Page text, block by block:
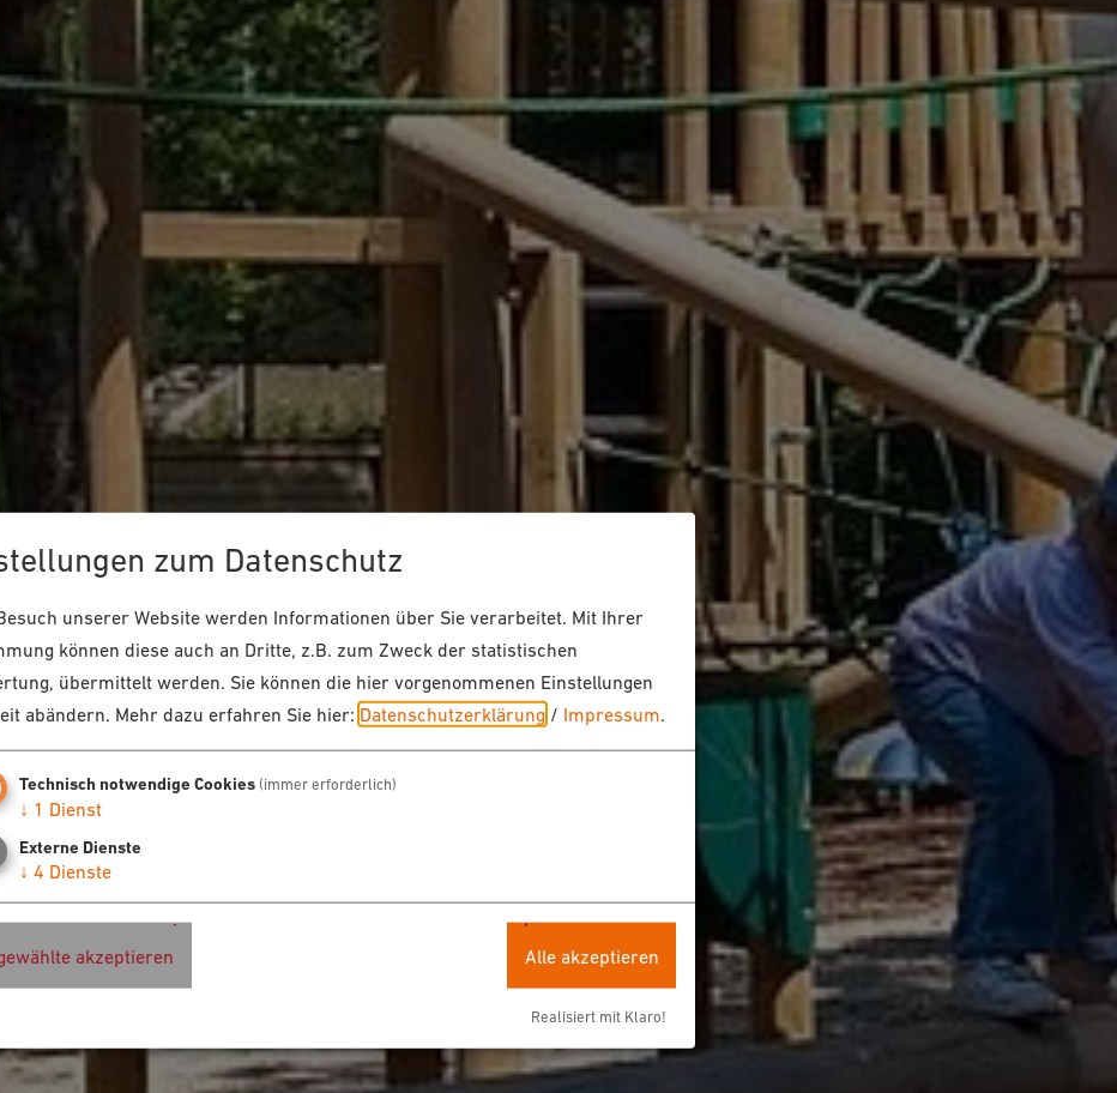
zum Datenschutz
unserer Website werden Informationen über Sie verarbeitet. Mit Ihrer
können diese auch an Dritte, z.B. zum Zweck der statistischen
übermittelt werden. Sie können die hier vorgenommenen Einstellungen
abändern. Mehr dazu erfahren Sie hier: Datenschutzerklärung / Impressum.
Technisch notwendige Cookies (immer erforderlich)
↓ 1 Dienst
Externe Dienste
↓ 4 Dienste
akzeptieren Alle akzeptieren
Realisiert mit Klaro!